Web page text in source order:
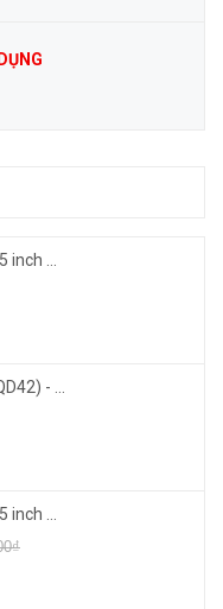
inch ...
- ...
...